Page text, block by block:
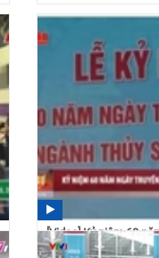
[Video] Kỷ niệm 60
ngành Thủy sản Việt...